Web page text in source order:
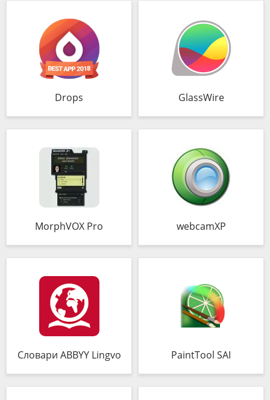
Drops GlassWire
MorphVOX Pro webcamXP
Словари ABBYY Lingvo PaintTool SAI